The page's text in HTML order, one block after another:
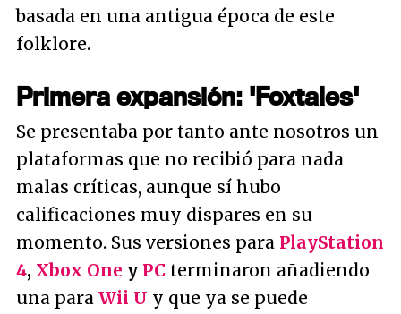
basada en una antigua época de este
folklore.
Primera expansión: 'Foxtales'
Se presentaba por tanto ante nosotros un
plataformas que no recibió para nada
malas críticas, aunque sí hubo
calificaciones muy dispares en su
momento. Sus versiones para PlayStation
4, Xbox One y PC terminaron añadiendo
una para Wii U y que ya se puede